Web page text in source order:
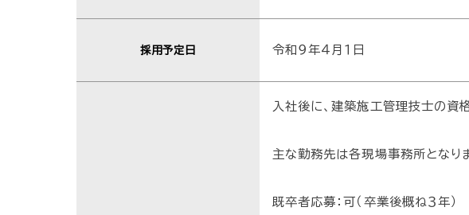
採用予定日 令和９年４月１日
入社後に、建築施工管理技士の資
主な勤務先は各現場事務所となり
既卒者応募：可（卒業後概ね３年）